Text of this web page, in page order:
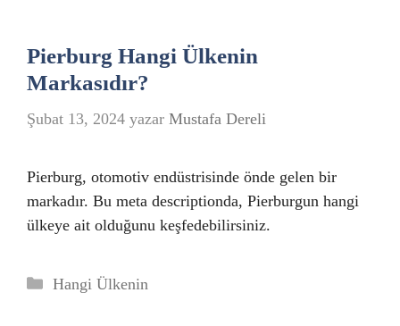
Pierburg Hangi Ülkenin
Markasıdır?
Şubat 13, 2024 yazar Mustafa Dereli
Pierburg, otomotiv endüstrisinde önde gelen bir
markadır. Bu meta descriptionda, Pierburgun hangi
ülkeye ait olduğunu keşfedebilirsiniz.
Kategoriler
Hangi Ülkenin